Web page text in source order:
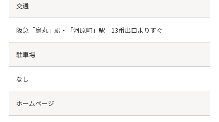
交通
阪急「烏丸」駅・「河原町」駅 13番出口よりすぐ
駐車場
なし
ホームページ